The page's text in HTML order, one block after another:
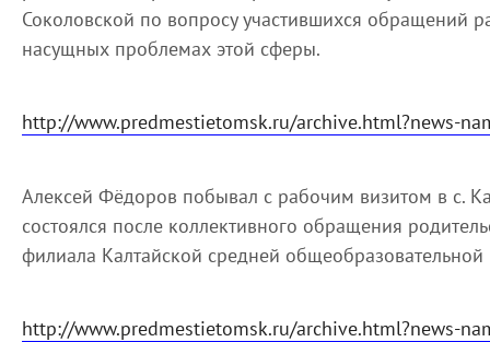
Соколовской по вопросу участившихся обращений
насущных проблемах этой сферы.
http://www.predmestietomsk.ru/archive.html?news-
Алексей Фёдоров побывал с рабочим визитом в с.
состоялся после коллективного обращения
филиала Калтайской средней
http://www.predmestietomsk.ru/archive.html?news-